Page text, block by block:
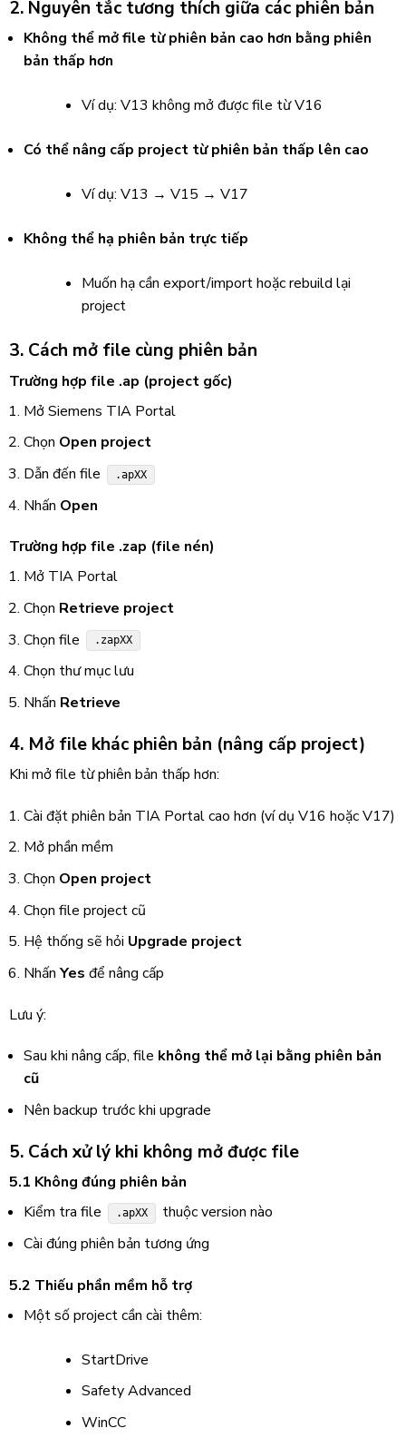
2. Nguyên tắc tương thích giữa các phiên bản
Không thể mở file từ phiên bản cao hơn bằng phiên
bản thấp hơn
Ví dụ: V13 không mở được file từ V16
Có thể nâng cấp project từ phiên bản thấp lên cao
Ví dụ: V13 → V15 → V17
Không thể hạ phiên bản trực tiếp
Muốn hạ cần export/import hoặc rebuild lại
project
3. Cách mở file cùng phiên bản
Trường hợp file .ap (project gốc)
MởSiemens TIA Portal
Chọn Open project
Dẫn đến file
.apXX
Nhấn Open
Trường hợp file .zap (file nén)
Mở TIA Portal
Chọn Retrieve project
Chọn file
.zapXX
Chọn thư mục lưu
Nhấn Retrieve
4. Mở file khác phiên bản (nâng cấp project)
Khi mở file từ phiên bản thấp hơn:
Cài đặt phiên bản TIA Portal cao hơn (ví dụ V16 hoặc V17)
Mở phần mềm
Chọn Open project
Chọn file project cũ
Hệ thống sẽ hỏi Upgrade project
Nhấn Yes để nâng cấp
Lưu ý:
Sau khi nâng cấp, file không thể mở lại bằng phiên bản
cũ
Nên backup trước khi upgrade
5. Cách xử lý khi không mở được file
5.1 Không đúng phiên bản
Kiểm tra file
.apXX
thuộc version nào
Cài đúng phiên bản tương ứng
5.2 Thiếu phần mềm hỗ trợ
Một số project cần cài thêm:
StartDrive
Safety Advanced
WinCC